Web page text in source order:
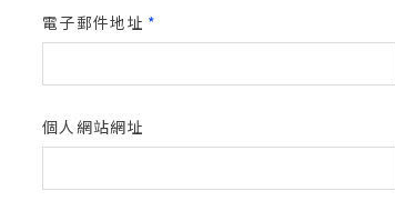
電子郵件地址 *
個人網站網址